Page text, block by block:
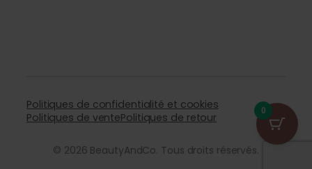
Politiques de confidentialité et cookies
Politiques de ventePolitiques de retour
© 2026 BeautyAndCo. Tous droits réservés.
0